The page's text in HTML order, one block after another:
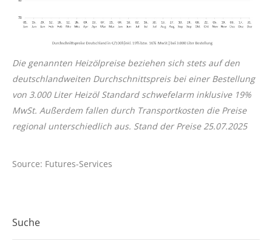
Die genannten Heizölpreise beziehen sich stets auf den
deutschlandweiten Durchschnittspreis bei einer Bestellung
von 3.000 Liter Heizöl Standard schwefelarm inklusive 19%
MwSt. Außerdem fallen durch Transportkosten die Preise
regional unterschiedlich aus. Stand der Preise 25.07.2025
Source: Futures-Services
Suche